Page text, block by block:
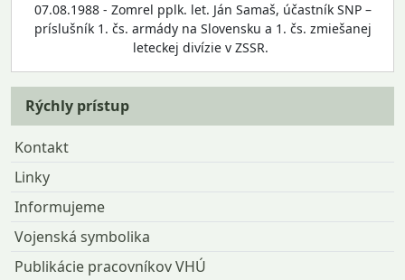
07.08.1988 - Zomrel pplk. let. Ján Samaš, účastník SNP –
príslušník 1. čs. armády na Slovensku a 1. čs. zmiešanej
leteckej divízie v ZSSR.
Rýchly prístup
Kontakt
Linky
Informujeme
Vojenská symbolika
Publikácie pracovníkov VHÚ